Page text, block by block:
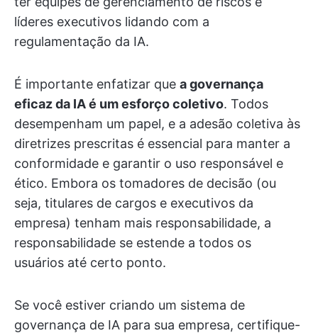
líderes executivos lidando com a
regulamentação da IA.
É importante enfatizar que a governança
eficaz da IA é um esforço coletivo. Todos
desempenham um papel, e a adesão coletiva às
diretrizes prescritas é essencial para manter a
conformidade e garantir o uso responsável e
ético. Embora os tomadores de decisão (ou
seja, titulares de cargos e executivos da
empresa) tenham mais responsabilidade, a
responsabilidade se estende a todos os
usuários até certo ponto.
Se você estiver criando um sistema de
governança de IA para sua empresa, certifique-